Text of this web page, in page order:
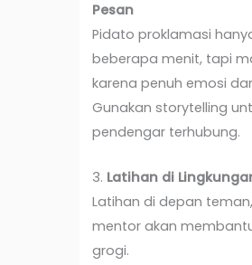
Pesan
Pidato proklamasi
beberapa menit, tapi
karena penuh emosi
Gunakan storytelling
pendengar terhubung.
3. Latihan di
Latihan di depan
mentor akan
grogi.